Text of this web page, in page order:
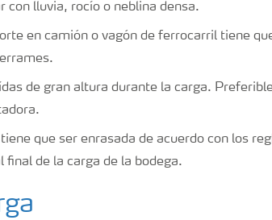
con lluvia, rocío o neblina densa.
en camión o vagón de ferrocarril tiene
de gran altura durante la carga.
que ser enrasada de acuerdo con los
final de la carga de la bodega.